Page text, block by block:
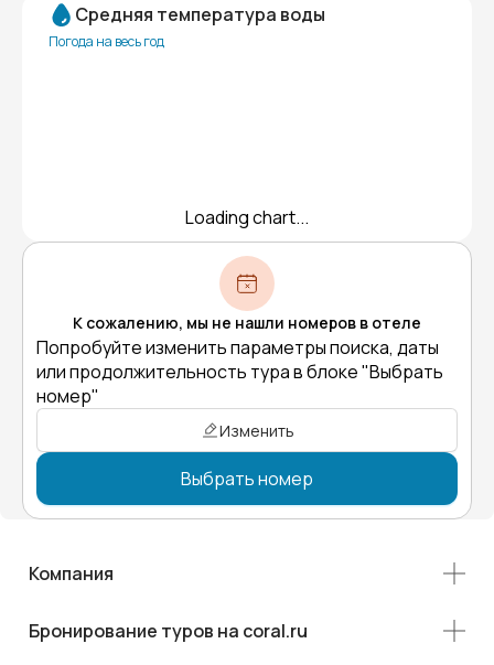
Средняя температура воды
Погода на весь год
Loading chart...
К сожалению, мы не нашли номеров в отеле
Попробуйте изменить параметры поиска, даты
или продолжительность тура в блоке "Выбрать
номер"
Изменить
Выбрать номер
Компания
Бронирование туров на coral.ru